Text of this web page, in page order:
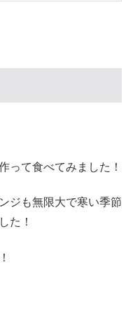
って食べてみました！
ジも無限大で寒い季節
た！